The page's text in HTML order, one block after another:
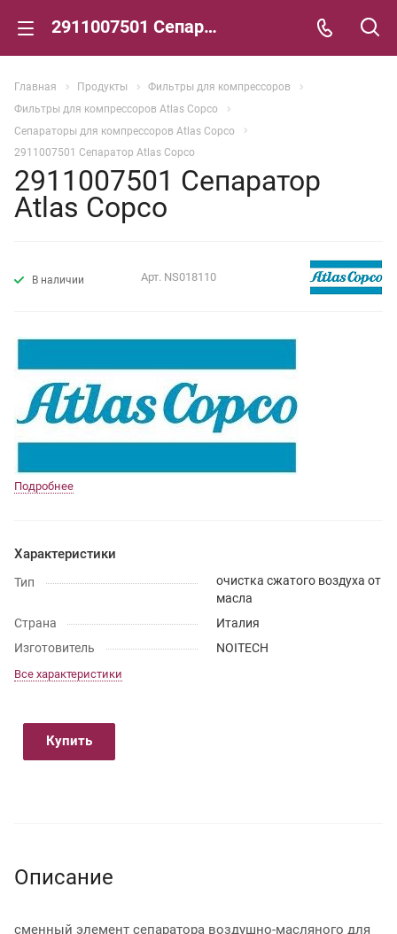
2911007501 Сепаратор Atlas Copco
Главная Продукты
Фильтры для компрессоров
Фильтры для компрессоров Atlas Copco
Сепараторы для компрессоров Atlas Copco
2911007501 Сепаратор Atlas Copco
2911007501 Сепаратор
Atlas Copco
В наличии Арт. NS018110
Подробнее
Характеристики
Тип
очистка сжатого воздуха от
масла
Страна
Италия
Изготовитель
NOITECH
Все характеристики
Купить
Описание
сменный элемент сепаратора воздушно-масляного для